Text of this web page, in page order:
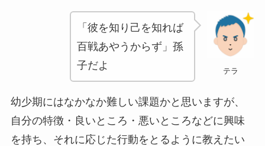
テラ
「彼を知り己を知れば
百戦あやうからず」孫
子だよ
幼少期にはなかなか難しい課題かと思いますが、
自分の特徴・良いところ・悪いところなどに興味
を持ち、それに応じた行動をとるように教えたい